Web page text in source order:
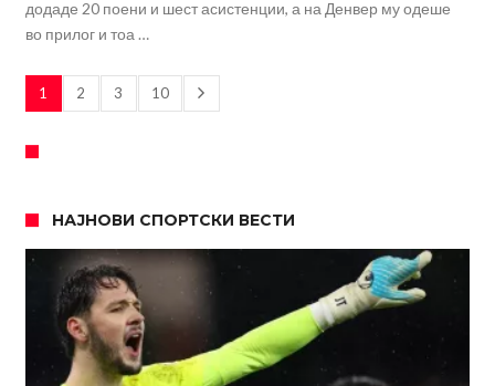
додаде 20 поени и шест асистенции, а на Денвер му одеше
во прилог и тоа …
1 2 3 10
НАЈНОВИ СПОРТСКИ ВЕСТИ